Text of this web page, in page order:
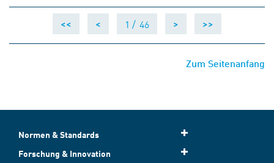
<< < 1 / 46 > >>
Zum Seitenanfang
Normen & Standards
Forschung & Innovation